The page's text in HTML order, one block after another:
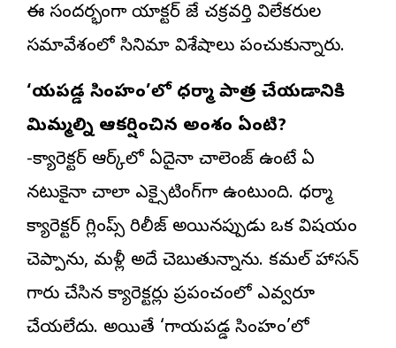
ఈ సందర్భంగా యాక్టర్ జేడి చక్రవర్తి విలేకరుల
సమావేశంలో సినిమా విశేషాలు పంచుకున్నారు.
‘గాయపడ్డ సింహం’లో ధర్మా పాత్ర చేయడానికి
మిమ్మల్ని ఆకర్షించిన అంశం ఏంటి?
-క్యారెక్టర్ ఆర్క్‌లో ఏదైనా చాలెంజ్ ఉంటే ఏ
నటుడికైనా చాలా ఎక్సైటింగ్‌గా ఉంటుంది. ధర్మా
క్యారెక్టర్ గ్లింప్స్ రిలీజ్ అయినప్పుడు ఒక విషయం
చెప్పాను, మళ్లీ అదే చెబుతున్నాను. కమల్ హాసన్
గారు చేసిన క్యారెక్టర్లు ప్రపంచంలో ఎవ్వరూ
చేయలేదు. అయితే ‘గాయపడ్డ సింహం’లో